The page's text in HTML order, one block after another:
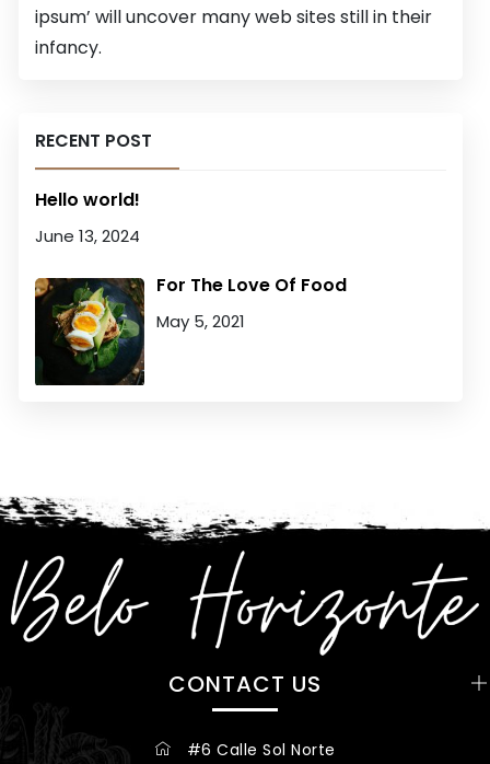
ipsum’ will uncover many web sites still in their
infancy.
RECENT POST
Hello world!
June 13, 2024
For The Love Of Food
May 5, 2021
CONTACT US
#6 Calle Sol Norte